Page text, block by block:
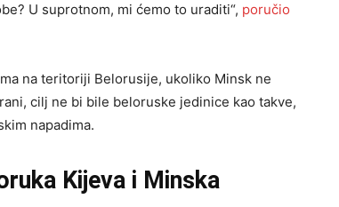
U suprotnom, mi ćemo to uraditi“, poručio
na teritoriji Belorusije, ukoliko Minsk ne
cilj ne bi bile beloruske jedinice kao takve,
napadima.
Kijeva i Minska